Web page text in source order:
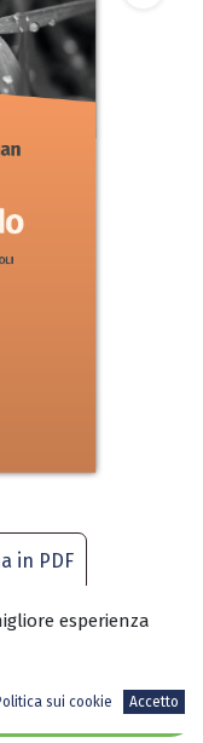
in PDF
esperienza
sui cookie Accetto